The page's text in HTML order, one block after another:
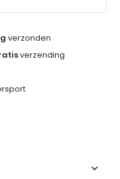
verzonden
verzending